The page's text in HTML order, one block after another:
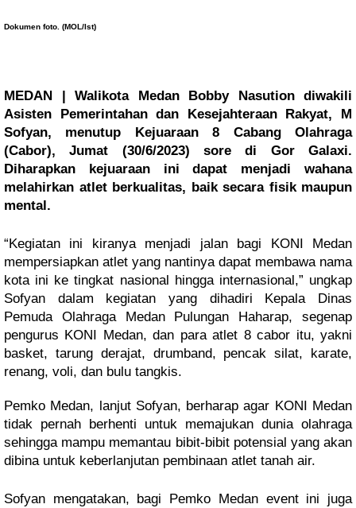
Dokumen foto. (MOL/Ist)
MEDAN | Walikota Medan Bobby Nasution diwakili
Asisten Pemerintahan dan Kesejahteraan Rakyat, M
Sofyan, menutup Kejuaraan 8 Cabang Olahraga
(Cabor), Jumat (30/6/2023) sore di Gor Galaxi.
Diharapkan kejuaraan ini dapat menjadi wahana
melahirkan atlet berkualitas, baik secara fisik maupun
mental.
“Kegiatan ini kiranya menjadi jalan bagi KONI Medan
mempersiapkan atlet yang nantinya dapat membawa nama
kota ini ke tingkat nasional hingga internasional,” ungkap
Sofyan dalam kegiatan yang dihadiri Kepala Dinas
Pemuda Olahraga Medan Pulungan Haharap, segenap
pengurus KONI Medan, dan para atlet 8 cabor itu, yakni
basket, tarung derajat, drumband, pencak silat, karate,
renang, voli, dan bulu tangkis.
Pemko Medan, lanjut Sofyan, berharap agar KONI Medan
tidak pernah berhenti untuk memajukan dunia olahraga
sehingga mampu memantau bibit-bibit potensial yang akan
dibina untuk keberlanjutan pembinaan atlet tanah air.
Sofyan mengatakan, bagi Pemko Medan event ini juga